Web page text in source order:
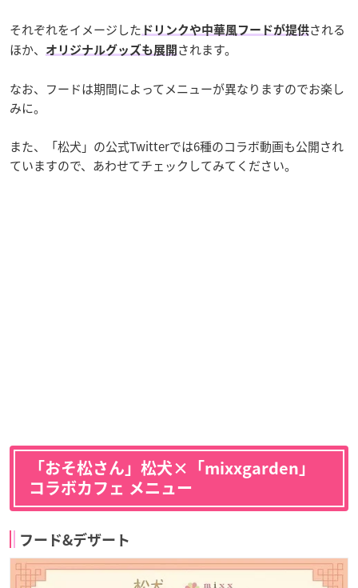
それぞれをイメージした ドリンクや中華風フードが提供される
ほか、
オリジナルグッズも展開 されます。
なお、フードは期間によってメニューが異なりますのでお楽し
みに。
また、「松犬」の公式Twitterでは6種のコラボ動画も公開され
ていますので、あわせてチェックしてみてください。
「おそ松さん」松犬×「mixxgarden」
コラボカフェ メニュー
フード&デザート